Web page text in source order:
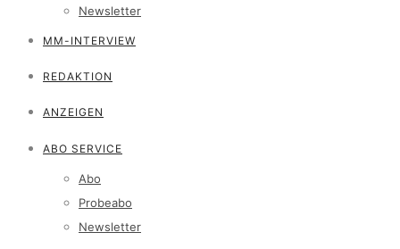
Newsletter
MM-INTERVIEW
REDAKTION
ANZEIGEN
ABO SERVICE
Abo
Probeabo
Newsletter